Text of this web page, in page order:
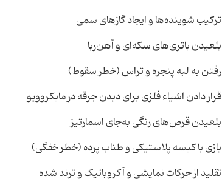
ترکیب شوینده‌ها و ایجاد گازهای سمی
بلعیدن باتری‌های سکه‌ای و آهن‌ربا
رفتن به لبه پنجره و تراس (خطر سقوط)
قرار دادن اشیاء فلزی برای دیدن جرقه در مایکروویو
بلعیدن قرص‌های رنگی به‌جای اسمارتیز
بازی با کیسه پلاستیکی و طناب پرده (خطر خفگی)
تقلید از حرکات نمایشی و آکروباتیک و ترند شده